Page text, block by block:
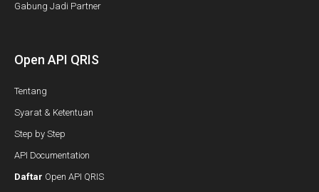
Gabung Jadi Partner
Open API QRIS
Tentang
Syarat & Ketentuan
Step by Step
API Documentation
Daftar Open API QRIS